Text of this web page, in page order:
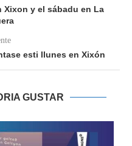
Xixon y el sábadu en La
esti llunes en Xixón
GUSTAR